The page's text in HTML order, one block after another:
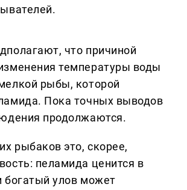
что причиной
температуры воды
рыбы, которой
Пока точных выводов
продолжаются.
рыбаков это, скорее,
пеламида ценится в
богатый улов может